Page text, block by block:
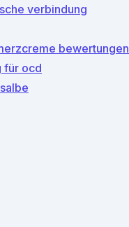
verbindung
bewertungen
für ocd